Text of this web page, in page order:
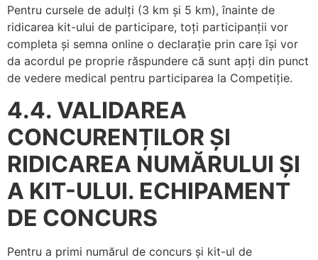
Pentru cursele de adulți (3 km și 5 km), înainte de
ridicarea kit-ului de participare, toți participanții vor
completa și semna online o declarație prin care își vor
da acordul pe proprie răspundere că sunt apți din punct
de vedere medical pentru participarea la Competiție.
4.4. VALIDAREA
CONCURENȚILOR ȘI
RIDICAREA NUMĂRULUI ȘI
A KIT-ULUI. ECHIPAMENT
DE CONCURS
Pentru a primi numărul de concurs și kit-ul de